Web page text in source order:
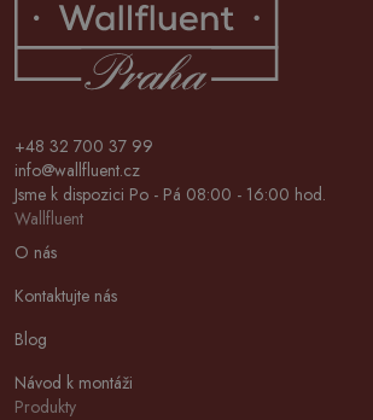
+48 32 700 37 99
info@wallfluent.cz
Jsme k dispozici Po - Pá 08:00 - 16:00 hod.
Wallfluent
O nás
Kontaktujte nás
Blog
Návod k montáži
Produkty